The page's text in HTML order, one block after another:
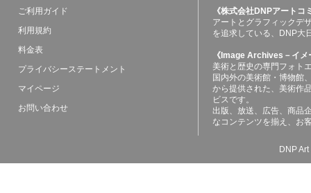
ご利用ガイド
利用規約
料金表
プライバシーステートメント
マイページ
お問い合わせ
《株式会社DNPアート
アートとグラフィックデ
を追求している、DNP大
《Image Archives－イ
美術と歴史の専門フォト
国内外の美術館・博物館
から提供された、美術作
ビスです。
出版、放送、広告、商品
なコンテンツを揃え、お
DNP